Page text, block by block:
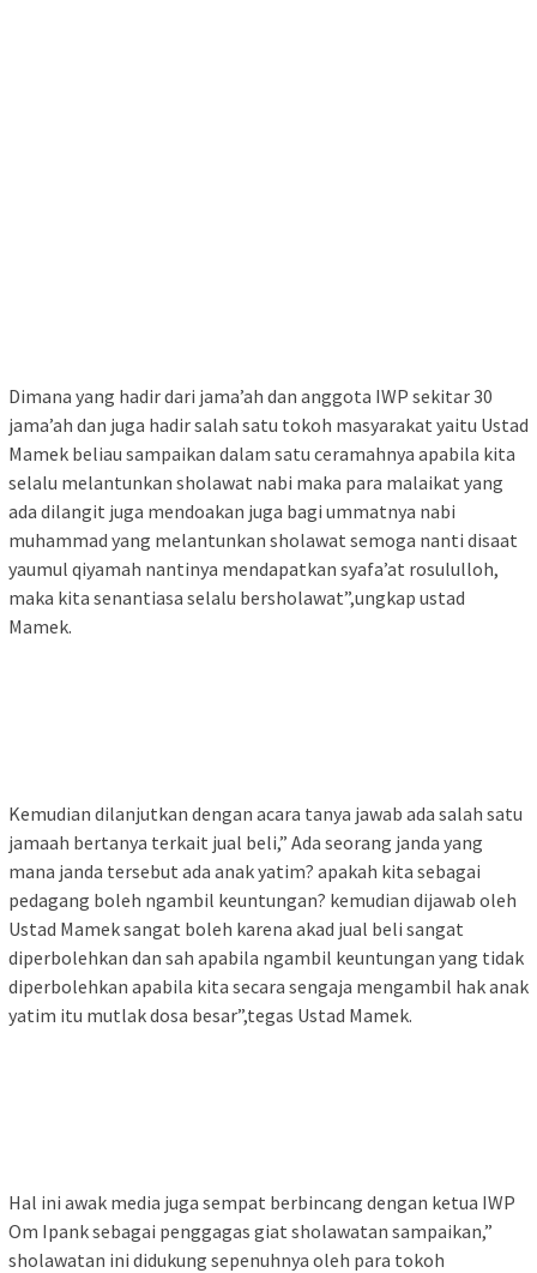
Dimana yang hadir dari jama’ah dan anggota IWP sekitar 30
jama’ah dan juga hadir salah satu tokoh masyarakat yaitu Ustad
Mamek beliau sampaikan dalam satu ceramahnya apabila kita
selalu melantunkan sholawat nabi maka para malaikat yang
ada dilangit juga mendoakan juga bagi ummatnya nabi
muhammad yang melantunkan sholawat semoga nanti disaat
yaumul qiyamah nantinya mendapatkan syafa’at rosululloh,
maka kita senantiasa selalu bersholawat”,ungkap ustad
Mamek.
Kemudian dilanjutkan dengan acara tanya jawab ada salah satu
jamaah bertanya terkait jual beli,” Ada seorang janda yang
mana janda tersebut ada anak yatim? apakah kita sebagai
pedagang boleh ngambil keuntungan? kemudian dijawab oleh
Ustad Mamek sangat boleh karena akad jual beli sangat
diperbolehkan dan sah apabila ngambil keuntungan yang tidak
diperbolehkan apabila kita secara sengaja mengambil hak anak
yatim itu mutlak dosa besar”,tegas Ustad Mamek.
Hal ini awak media juga sempat berbincang dengan ketua IWP
Om Ipank sebagai penggagas giat sholawatan sampaikan,”
sholawatan ini didukung sepenuhnya oleh para tokoh